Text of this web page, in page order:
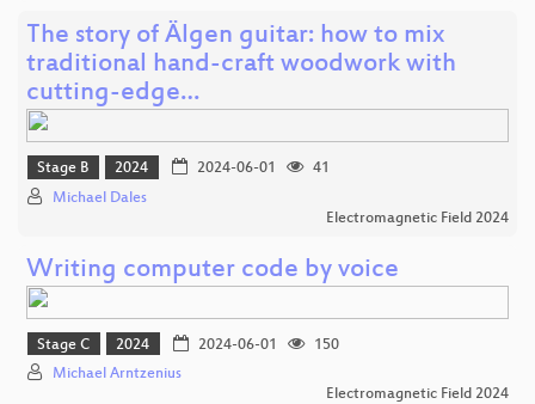
The story of Älgen guitar: how to mix
traditional hand-craft woodwork with
cutting-edge…
Stage B 2024 2024-06-01
41
Michael Dales
Electromagnetic Field 2024
Writing computer code by voice
Stage C 2024 2024-06-01
150
Michael Arntzenius
Electromagnetic Field 2024